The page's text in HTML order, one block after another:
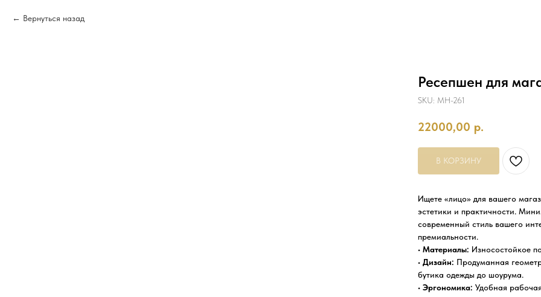
Вернуться назад
Ресепшен для
SKU: MH-261
22000,00 р.
В КОРЗИНУ
Ищете «лицо» для вашего
эстетики и практичности.
современный стиль вашего
премиальности.
• Материалы: Износостойкое
• Дизайн: Продуманная
бутика одежды до шоурума.
• Эргономика: Удобная